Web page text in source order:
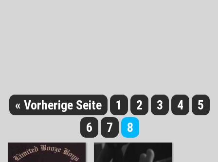
« Vorherige Seite 1 2 3 4
5
6
7 8